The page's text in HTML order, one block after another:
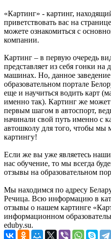
«Картинг» - картинг,
приветствовать вас на
можете ознакомиться с
компании.
Картинг – в первую очередь
представляет из себя гонки на
машинах. Но, данное заведение
образовательном портале
еще и научиться водить карт
именно так). Картинг же может
первым шагом в автоспорт,
начинали свой путь именно с
автошколу для того, чтобы мы
картингу!
Если же вы уже являетесь
нас обучение, то мы всегда
отзывы на образовательном
Мы находимся по адресу
Речица. Всю информацию в
отзывы о нашем картинге
информационном
eduby.su.